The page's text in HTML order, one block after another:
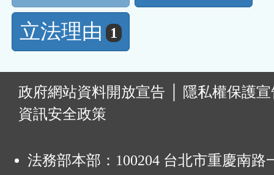
立法理由 1
政府網站資料開放宣告
隱私權保護
資訊安全政策
法務部本部：100204 台北市重慶南路